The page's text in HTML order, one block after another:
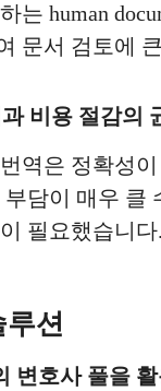
는 human
문서 검토에
비용 절감의
역은 정확성
담이 매우 클
필요했습니다.
션
변호사 풀을